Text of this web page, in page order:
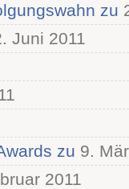
zu
Juni 2011
zu 9.
2011